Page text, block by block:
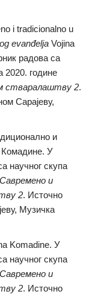
i tradicionalno u
evanđelja Vojina
радова са
2020. године
стваралаштву 2.
Сарајеву,
и
Комадине. У
научног скупа
Савремено и
2. Источно
Музичка
Komadine. У
научног скупа
Савремено и
2. Источно